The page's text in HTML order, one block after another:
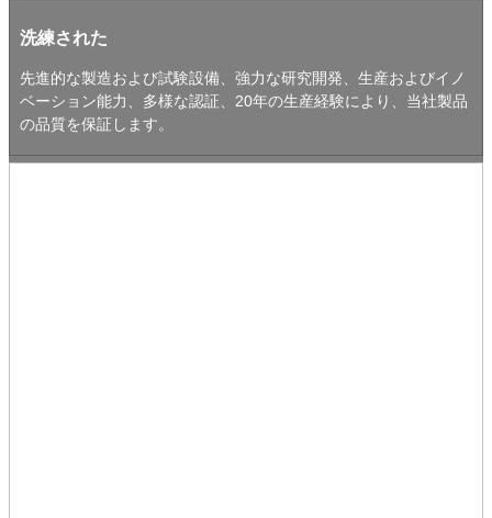
洗練された
先進的な製造および試験設備、強力な研究開発、生産およびイノ
ベーション能力、多様な認証、20年の生産経験により、当社製品
の品質を保証します。